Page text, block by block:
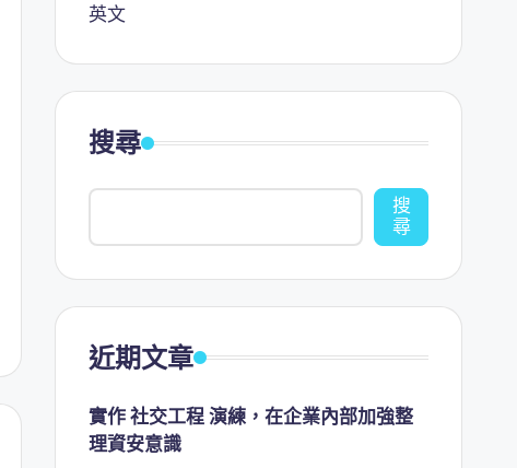
英文
搜尋
搜
尋
近期文章
實作 社交工程 演練，在企業內部加強整
理資安意識